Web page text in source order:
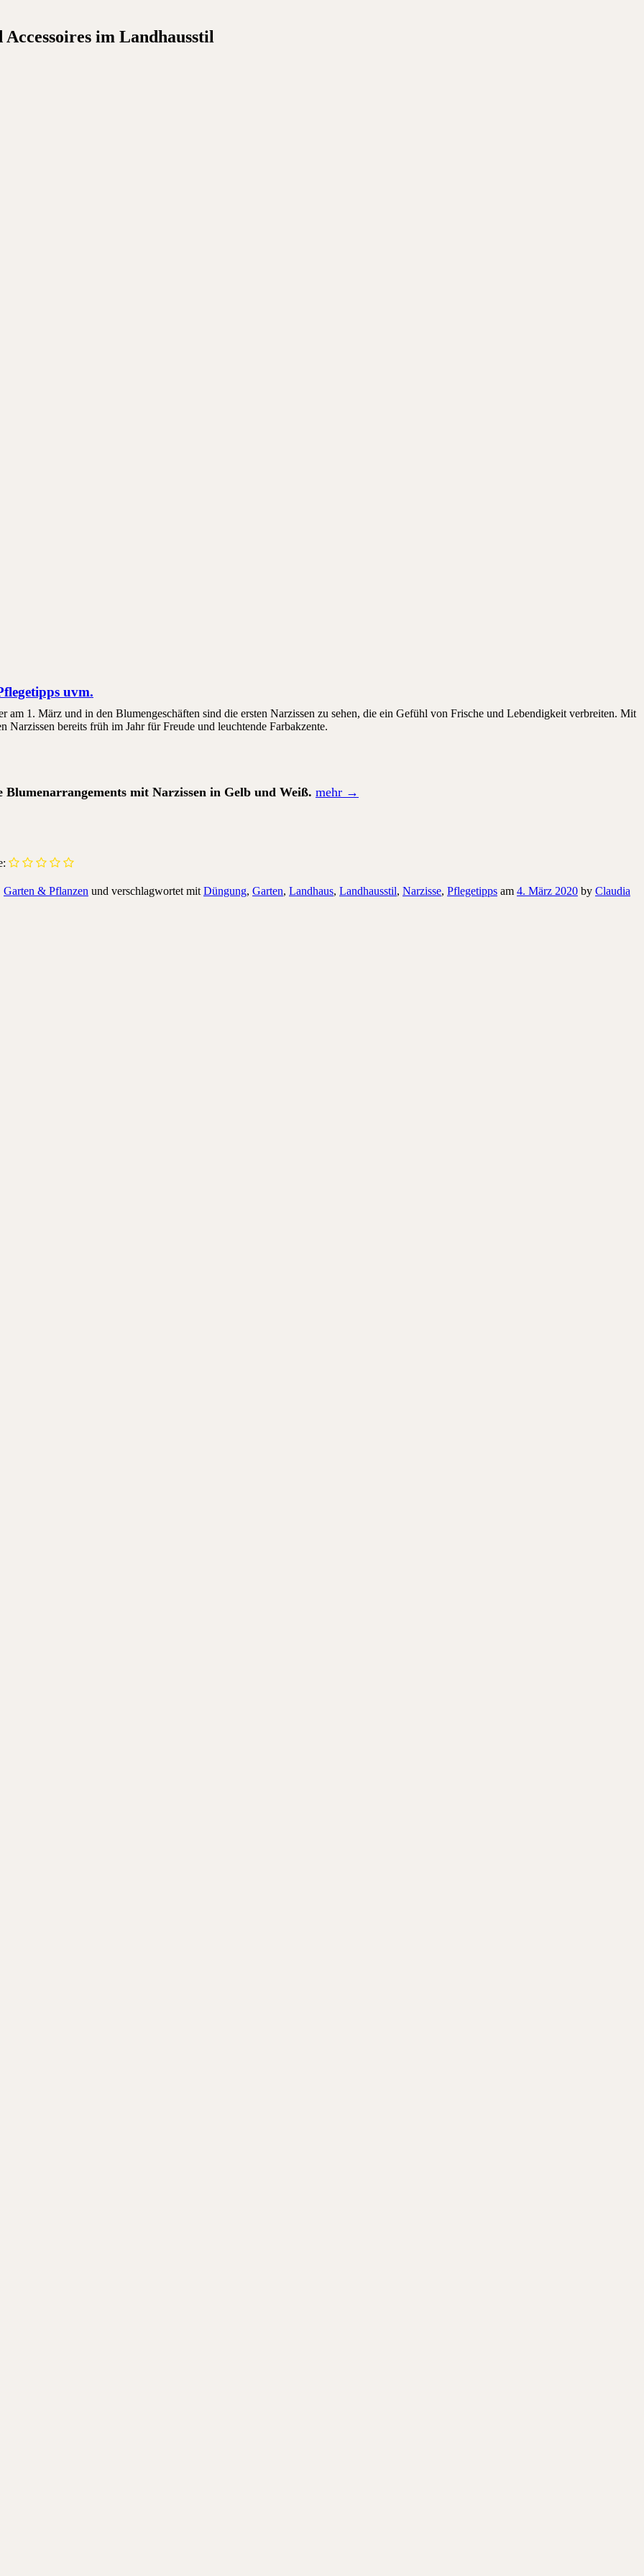
im Landhausstil
uvm.
am 1. März und in den Blumengeschäften sind die ersten Narzissen zu sehen, die ein Gefühl von Frische und Lebendigkeit verbreiten. Mit
bereits früh im Jahr für Freude und leuchtende Farbakzente.
mit Narzissen in Gelb und Weiß. mehr →
Garten & Pflanzen und verschlagwortet mit Düngung, Garten, Landhaus, Landhausstil, Narzisse, Pflegetipps am 4. März 2020 by Claudia